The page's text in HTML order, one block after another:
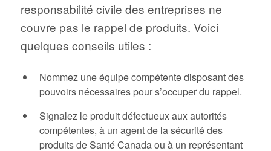
responsabilité civile des entreprises ne
couvre pas le rappel de produits. Voici
quelques conseils utiles :
Nommez une équipe compétente disposant des
pouvoirs nécessaires pour s’occuper du rappel.
Signalez le produit défectueux aux autorités
compétentes, à un agent de la sécurité des
produits de Santé Canada ou à un représentant